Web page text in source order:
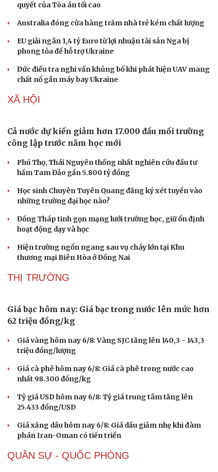
quyết của Tòa án tối cao
Australia đóng cửa hàng trăm nhà trẻ kém chất lượng
EU giải ngân 1,4 tỷ Euro từ lợi nhuận tài sản Nga bị
phong tỏa để hỗ trợ Ukraine
Đức điều tra nghi vấn khủng bố khi phát hiện UAV mang
chất nổ gần máy bay Ukraine
XÃ HỘI
Cả nước dự kiến giảm hơn 17.000 đầu mối trường
công lập trước năm học mới
Phú Thọ, Thái Nguyên thống nhất nghiên cứu đầu tư
hầm Tam Đảo gần 5.800 tỷ đồng
Học sinh Chuyên Tuyên Quang đăng ký xét tuyển vào
những trường đại học nào?
Đồng Tháp tinh gọn mạng lưới trường học, giữ ổn định
hoạt động dạy và học
Hiện trường ngổn ngang sau vụ cháy lớn tại Khu
thương mại Biên Hòa ở Đồng Nai
THỊ TRƯỜNG
Giá bạc hôm nay: Giá bạc trong nước lên mức hơn
62 triệu đồng/kg
Giá vàng hôm nay 6/8: Vàng SJC tăng lên 140,3 - 143,3
triệu đồng/lượng
Giá cà phê hôm nay 6/8: Giá cà phê trong nước cao
nhất 98.300 đồng/kg
Tỷ giá USD hôm nay 6/8: Tỷ giá trung tâm tăng lên
25.433 đồng/USD
Giá xăng dầu hôm nay 6/8: Giá dầu giảm nhẹ khi đàm
phán Iran-Oman có tiến triển
QUÂN SỰ - QUỐC PHÒNG